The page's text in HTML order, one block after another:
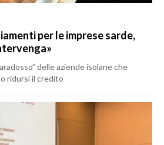
per le imprese sarde,
delle aziende isolane che
ridursi il credito